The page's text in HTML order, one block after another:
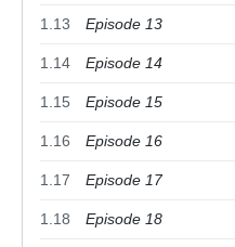
1.13 Episode 13
1.14 Episode 14
1.15 Episode 15
1.16 Episode 16
1.17 Episode 17
1.18 Episode 18